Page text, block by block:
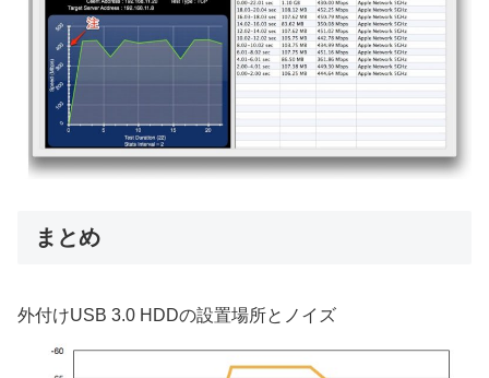
まとめ
外付けUSB 3.0 HDDの設置場所とノイズ